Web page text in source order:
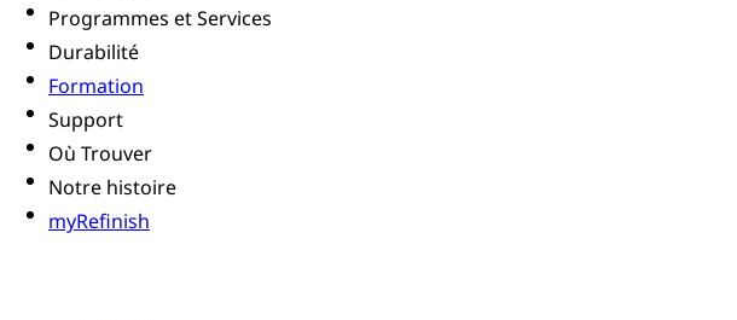
Programmes et Services
Durabilité
Formation
Support
Où Trouver
Notre histoire
myRefinish